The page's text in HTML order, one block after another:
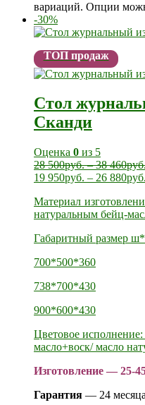
вариаций. Опции
-30%
ТОП продаж
Стол
Сканди
Оценка 0 из 5
28 500руб.–38 460
19 950руб. – 26 880руб.
Материал
натуральным бейц-
Габаритный размер
700*500*360
738*700*430
900*600*430
Цветовое
масло+воск/ масло
Изготовление — 25-
Гарантия — 24 месяца